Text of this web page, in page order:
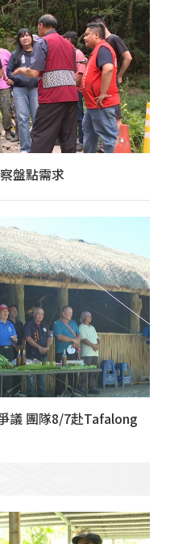
盤點需求
議 團隊8/7赴Tafalong